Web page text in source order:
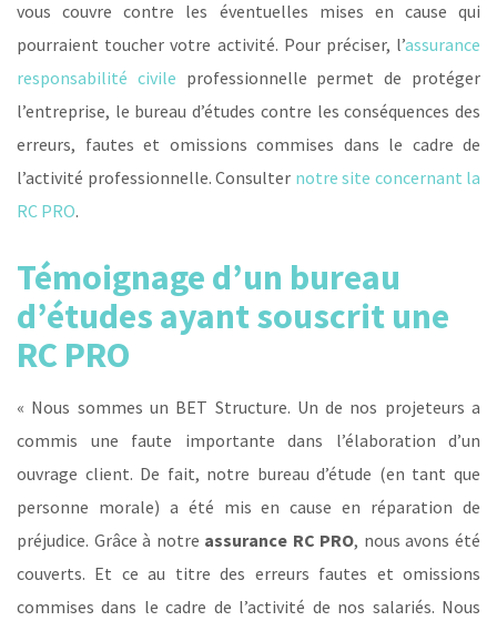
vous couvre contre les éventuelles mises en cause qui
pourraient toucher votre activité. Pour préciser, l’assurance
responsabilité civile professionnelle permet de protéger
l’entreprise, le bureau d’études contre les conséquences des
erreurs, fautes et omissions commises dans le cadre de
l’activité professionnelle. Consulter notre site concernant la
RC PRO.
Témoignage d’un bureau
d’études ayant souscrit une
RC PRO
« Nous sommes un BET Structure. Un de nos projeteurs a
commis une faute importante dans l’élaboration d’un
ouvrage client. De fait, notre bureau d’étude (en tant que
personne morale) a été mis en cause en réparation de
préjudice. Grâce à notre assurance RC PRO, nous avons été
couverts. Et ce au titre des erreurs fautes et omissions
commises dans le cadre de l’activité de nos salariés. Nous